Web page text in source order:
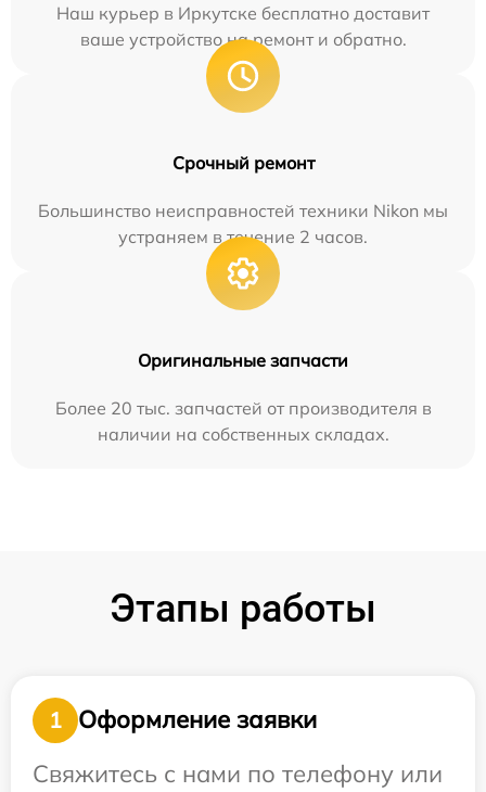
Наш курьер в Иркутске бесплатно доставит
ваше устройство на ремонт и обратно.
Срочный ремонт
Большинство неисправностей техники Nikon мы
устраняем в течение 2 часов.
Оригинальные запчасти
Более 20 тыс. запчастей от производителя в
наличии на собственных складах.
Этапы работы
1
Оформление заявки
Свяжитесь с нами по телефону или